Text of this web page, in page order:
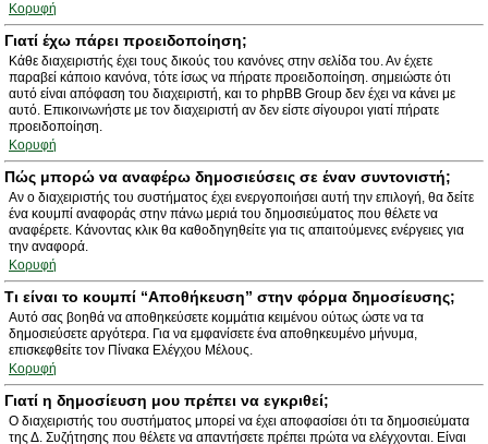
Κορυφή
Γιατί έχω πάρει προειδοποίηση;
Κάθε διαχειριστής έχει τους δικούς του κανόνες στην σελίδα του. Αν έχετε
παραβεί κάποιο κανόνα, τότε ίσως να πήρατε προειδοποίηση. σημειώστε ότι
αυτό είναι απόφαση του διαχειριστή, και το phpBB Group δεν έχει να κάνει με
αυτό. Επικοινωνήστε με τον διαχειριστή αν δεν είστε σίγουροι γιατί πήρατε
προειδοποίηση.
Κορυφή
Πώς μπορώ να αναφέρω δημοσιεύσεις σε έναν συντονιστή;
Αν ο διαχειριστής του συστήματος έχει ενεργοποιήσει αυτή την επιλογή, θα δείτε
ένα κουμπί αναφοράς στην πάνω μεριά του δημοσιεύματος που θέλετε να
αναφέρετε. Κάνοντας κλικ θα καθοδηγηθείτε για τις απαιτούμενες ενέργειες για
την αναφορά.
Κορυφή
Τι είναι το κουμπί “Αποθήκευση” στην φόρμα δημοσίευσης;
Αυτό σας βοηθά να αποθηκεύσετε κομμάτια κειμένου ούτως ώστε να τα
δημοσιεύσετε αργότερα. Για να εμφανίσετε ένα αποθηκευμένο μήνυμα,
επισκεφθείτε τον Πίνακα Ελέγχου Μέλους.
Κορυφή
Γιατί η δημοσίευση μου πρέπει να εγκριθεί;
Ο διαχειριστής του συστήματος μπορεί να έχει αποφασίσει ότι τα δημοσιεύματα
της Δ. Συζήτησης που θέλετε να απαντήσετε πρέπει πρώτα να ελέγχονται. Είναι